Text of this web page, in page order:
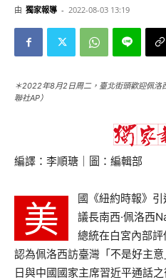
由 獨家報導 - 2022-08-03 13:19
＊2022年8月2日周二，臺北街頭歡迎佩洛
聯社AP）
編譯：李順瑭｜圖：編輯部
美
國《紐約時報》
議長南西·佩洛西
總統在白宮內部
認為佩洛西訪臺灣「不是好主
日與中國國家主席習近平通話之